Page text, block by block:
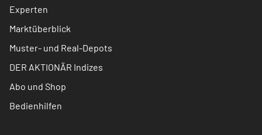
Experten
Marktüberblick
Muster- und Real-Depots
DER AKTIONÄR Indizes
Abo und Shop
Bedienhilfen